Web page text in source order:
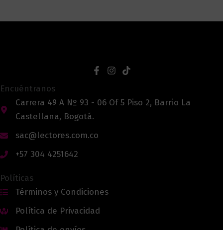
Encuéntranos
Carrera 49 A Nº 93 - 06 Of 5 Piso 2, Barrio La
Castellana, Bogotá.
sac@lectores.com.co
+57 304 4251642
Políticas
Términos y Condiciones
Política de Privacidad